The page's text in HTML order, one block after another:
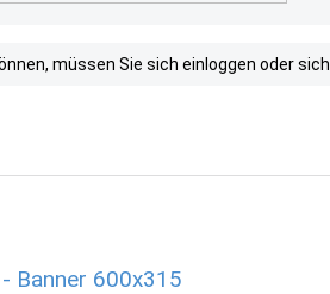
müssen Sie sich einloggen oder sich
Banner 600x315